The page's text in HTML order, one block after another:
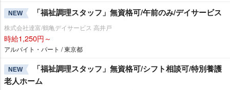
NEW 「福祉調理スタッフ」無資格可/午前のみ/デイサービス
株式会社達富/鶴亀デイサービス 高井戸
時給1,250円～
アルバイト・パート / 東京都
NEW
「福祉調理スタッフ」無資格可/シフト相談可/特別養護
老人ホーム